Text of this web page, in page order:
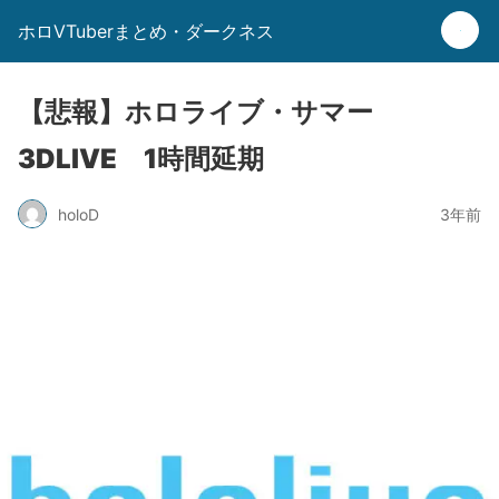
ホロVTuberまとめ・ダークネス
【悲報】ホロライブ・サマー
3DLIVE 1時間延期
holoD 3年前